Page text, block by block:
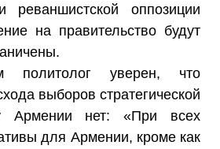
реваншистской оппозиции
на правительство будут
уверен, что
выборов стратегической
Армении нет: «При всех
для Армении, кроме как